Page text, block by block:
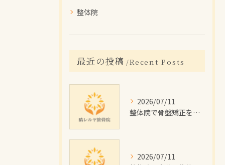
整体院
最近の投稿 Recent Posts
2026/07/11
整体院で骨盤矯正を受けたい大分県佐伯市の女性に向けた施術回数や費用目安と通院計画ガイド
2026/07/11